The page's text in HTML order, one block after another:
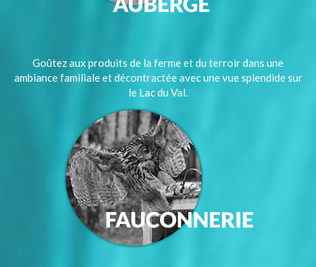
Goûtez aux produits de la ferme et du terroir dans une
ambiance familiale et décontractée avec une vue splendide sur
le Lac du Val.